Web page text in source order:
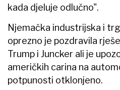
kada djeluje odlučno".
Njemačka industrijska i
oprezno je pozdravila
Trump i Juncker ali je
američkih carina na
potpunosti otklonjeno.